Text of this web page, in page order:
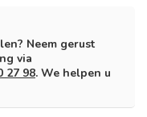
Neem gerust
via
27 98. We helpen u